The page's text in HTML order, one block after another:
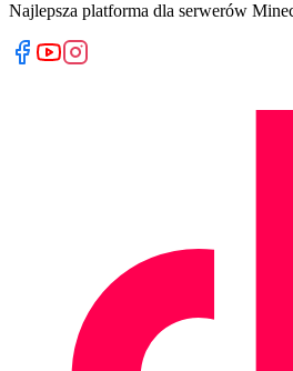
Najlepsza platforma dla serwerów